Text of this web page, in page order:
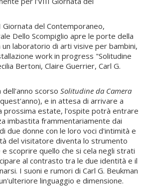
Giornata del Contemporaneo,
Dello Scompiglio apre le porte della
un laboratorio di arti visive per bambini,
work in progress "Solitudine
Bertoni, Claire Guerrier, Carl G.
scorso Solitudine da Camera
e in attesa di arrivare a
prossima estate, l'ospite potrà entrare
imbastita frammentariamente dai
due donne con le loro voci d'intimità e
del visitatore diventa lo strumento
scoprire quello che si cela negli strati
al contrasto tra le due identità e il
I suoni e rumori di Carl G. Beukman
linguaggio e dimensione.